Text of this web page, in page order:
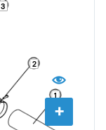
+
1
2
3